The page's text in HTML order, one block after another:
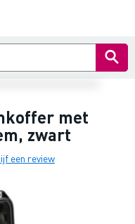
met
zwart
een review